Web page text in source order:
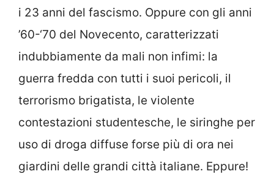
i 23 anni del fascismo. Oppure con gli anni
’60-‘70 del Novecento, caratterizzati
indubbiamente da mali non infimi: la
guerra fredda con tutti i suoi pericoli, il
terrorismo brigatista, le violente
contestazioni studentesche, le siringhe per
uso di droga diffuse forse più di ora nei
giardini delle grandi città italiane. Eppure!